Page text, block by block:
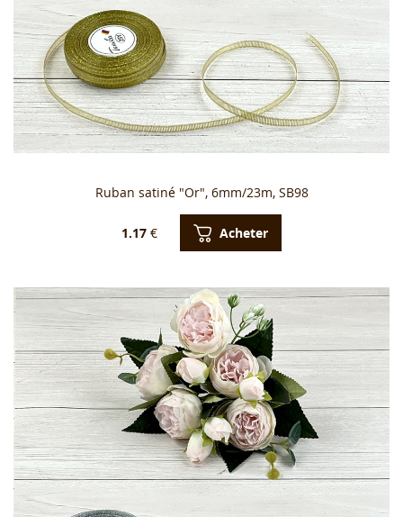
Ruban satiné "Or", 6mm/23m, SB98
1.17 € Acheter